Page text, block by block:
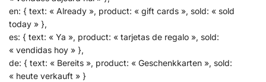
en: { text: « Already », product: « gift cards », sold: « sold
today » },
es: { text: « Ya », product: « tarjetas de regalo », sold:
« vendidas hoy » },
de: { text: « Bereits », product: « Geschenkkarten », sold:
« heute verkauft » }